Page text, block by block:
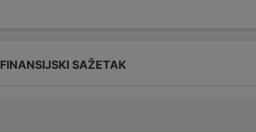
FINANSIJSKI SAŽETAK